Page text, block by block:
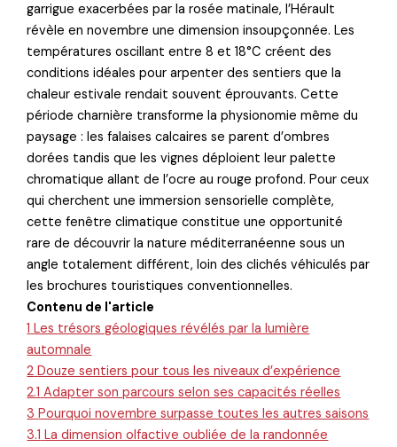
garrigue exacerbées par la rosée matinale, l’Hérault
révèle en novembre une dimension insoupçonnée. Les
températures oscillant entre 8 et 18°C créent des
conditions idéales pour arpenter des sentiers que la
chaleur estivale rendait souvent éprouvants. Cette
période charnière transforme la physionomie même du
paysage : les falaises calcaires se parent d’ombres
dorées tandis que les vignes déploient leur palette
chromatique allant de l’ocre au rouge profond. Pour ceux
qui cherchent une immersion sensorielle complète,
cette fenêtre climatique constitue une opportunité
rare de découvrir la nature méditerranéenne sous un
angle totalement différent, loin des clichés véhiculés par
les brochures touristiques conventionnelles.
Contenu de l'article
1 Les trésors géologiques révélés par la lumière
automnale
2 Douze sentiers pour tous les niveaux d’expérience
2.1 Adapter son parcours selon ses capacités réelles
3 Pourquoi novembre surpasse toutes les autres saisons
3.1 La dimension olfactive oubliée de la randonnée